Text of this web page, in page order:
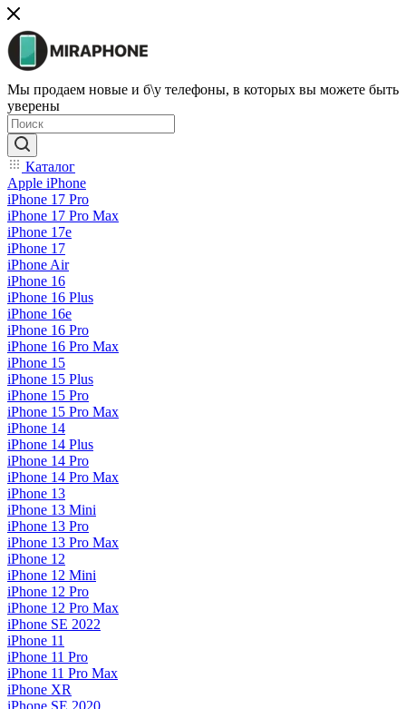
Мы продаем новые и б\у телефоны, в которых вы можете быть
уверены
Каталог
Apple iPhone
iPhone 17 Pro
iPhone 17 Pro Max
iPhone 17e
iPhone 17
iPhone Air
iPhone 16
iPhone 16 Plus
iPhone 16e
iPhone 16 Pro
iPhone 16 Pro Max
iPhone 15
iPhone 15 Plus
iPhone 15 Pro
iPhone 15 Pro Max
iPhone 14
iPhone 14 Plus
iPhone 14 Pro
iPhone 14 Pro Max
iPhone 13
iPhone 13 Mini
iPhone 13 Pro
iPhone 13 Pro Max
iPhone 12
iPhone 12 Mini
iPhone 12 Pro
iPhone 12 Pro Max
iPhone SE 2022
iPhone 11
iPhone 11 Pro
iPhone 11 Pro Max
iPhone XR
iPhone SE 2020